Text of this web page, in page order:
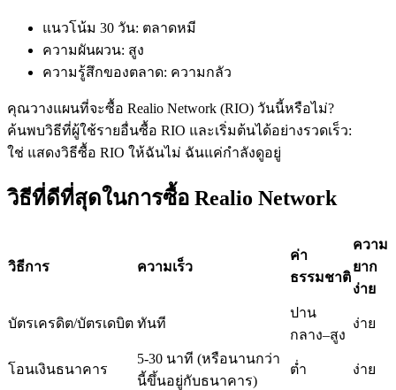
คัดลอกการซื้อขาย
แนวโน้ม 30 วัน: ตลาดหมี
ความผันผวน: สูง
ความรู้สึกของตลาด: ความกลัว
คุณวางแผนที่จะซื้อ Realio Network (RIO) วันนี้หรือไม่?
ค้นพบวิธีที่ผู้ใช้รายอื่นซื้อ RIO และเริ่มต้นได้อย่างรวดเร็ว:
ใช่ แสดงวิธีซื้อ RIO ให้ฉันไม่ ฉันแค่กำลังดูอยู่
วิธีที่ดีที่สุดในการซื้อ Realio Network
วิธีการ ความเร็ว
ค่า
ธรรมชาติ
ความ
ยาก
ง่าย
บัตรเครดิต/บัตรเดบิต ทันที
ปาน
กลาง–สูง
ง่าย
โอนเงินธนาคาร
5-30 นาที (หรือนานกว่า
นี้ขึ้นอยู่กับธนาคาร)
ต่ำ ง่าย